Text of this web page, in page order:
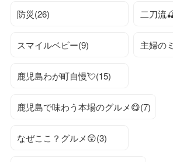
防災(26) 二刀流
スマイルベビー(9) 主婦の
鹿児島わが町自慢💘(15)
鹿児島で味わう本場のグルメ😋(7)
なぜここ？グルメ😲(3)